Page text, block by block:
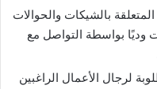
بالشيكات والحوالات
وديًا بواسطة التواصل مع
لرجال الأعمال الراغبين